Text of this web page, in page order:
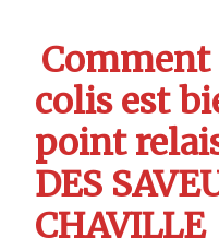
colis est
point
DES
CHAVILLE